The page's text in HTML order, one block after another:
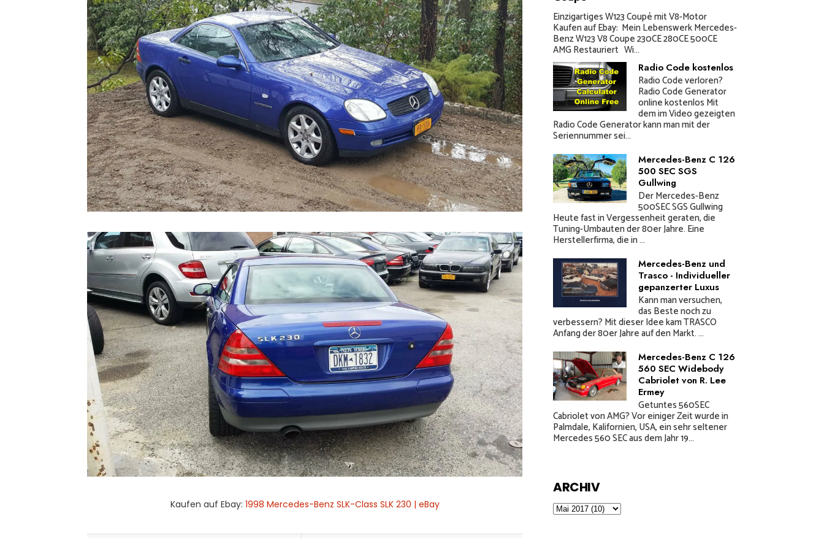
Kaufen auf Ebay: 1998 Mercedes-Benz SLK-Class SLK 230 | eBay
Einzigartiges W123 Coupé mit V8-Motor
Kaufen auf Ebay: Mein Lebenswerk Mercedes-
Benz W123 V8 Coupe 230CE 280CE 500CE
AMG Restauriert Wi...
Radio Code kostenlos
Radio Code verloren?
Radio Code Generator
online kostenlos Mit
dem im Video gezeigten
Radio Code Generator kann man mit der
Seriennummer sei...
Mercedes-Benz C 126
500 SEC SGS
Gullwing
Der Mercedes-Benz
500SEC SGS Gullwing
Heute fast in Vergessenheit geraten, die
Tuning-Umbauten der 80er Jahre. Eine
Herstellerfirma, die in ...
Mercedes-Benz und
Trasco - Individueller
gepanzerter Luxus
Kann man versuchen,
das Beste noch zu
verbessern? Mit dieser Idee kam TRASCO
Anfang der 80er Jahre auf den Markt. ...
Mercedes-Benz C 126
560 SEC Widebody
Cabriolet von R. Lee
Ermey
Getuntes 560SEC
Cabriolet von AMG? Vor einiger Zeit wurde in
Palmdale, Kalifornien, USA, ein sehr seltener
Mercedes 560 SEC aus dem Jahr 19...
ARCHIV